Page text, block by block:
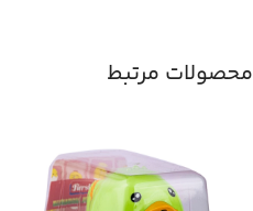
محصولات مرتبط